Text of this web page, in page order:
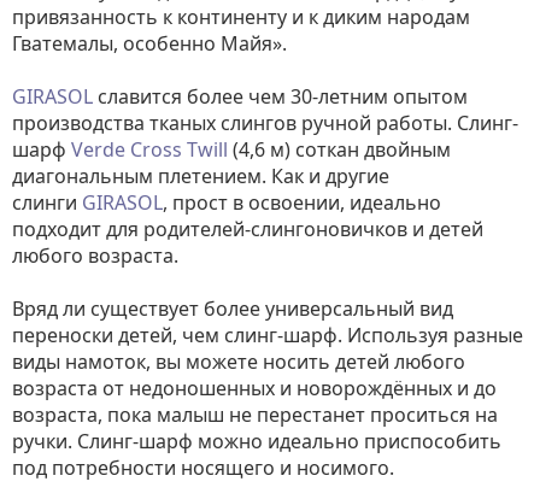
привязанность к континенту и к диким народам
Гватемалы, особенно Майя».
GIRASOL славится более чем 30-летним опытом
производства тканых слингов ручной работы. Слинг-
шарф Verde Cross Twill (4,6 м) соткан двойным
диагональным плетением. Как и другие
слинги GIRASOL, прост в освоении, идеально
подходит для родителей-слингоновичков и детей
любого возраста.
Вряд ли существует более универсальный вид
переноски детей, чем слинг-шарф. Используя разные
виды намоток, вы можете носить детей любого
возраста от недоношенных и новорождённых и до
возраста, пока малыш не перестанет проситься на
ручки. Слинг-шарф можно идеально приспособить
под потребности носящего и носимого.